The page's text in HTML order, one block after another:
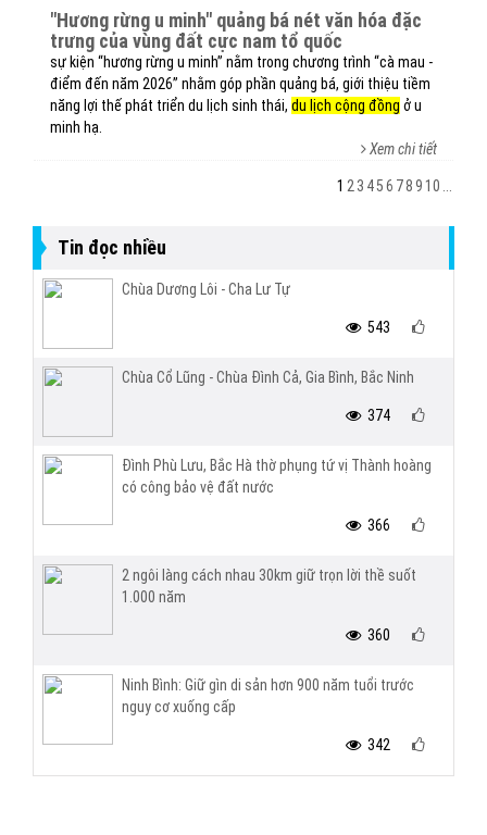
"hương rừng u minh" quảng bá nét văn hóa đặc
trưng của vùng đất cực nam tổ quốc
sự kiện “hương rừng u minh” nằm trong chương trình “cà mau -
điểm đến năm 2026” nhằm góp phần quảng bá, giới thiệu tiềm
năng lợi thế phát triển du lịch sinh thái, du lịch cộng đồng ở u
minh hạ.
Xem chi tiết
1 2 3 456 789 10
Tin đọc nhiều
Chùa Dương Lôi - Cha Lư Tự
543
Chùa Cổ Lũng - Chùa Đình Cả, Gia Bình, Bắc Ninh
374
Đình Phù Lưu, Bắc Hà thờ phụng tứ vị Thành hoàng
có công bảo vệ đất nước
366
2 ngôi làng cách nhau 30km giữ trọn lời thề suốt
1.000 năm
360
Ninh Bình: Giữ gìn di sản hơn 900 năm tuổi trước
nguy cơ xuống cấp
342